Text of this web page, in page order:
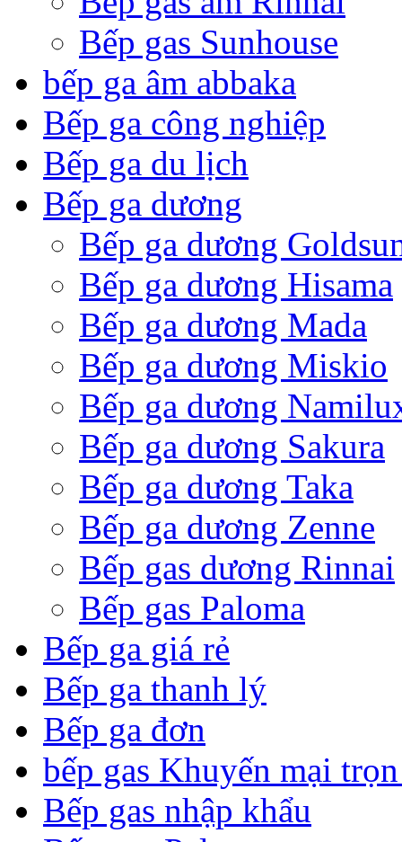
Bếp gas Sunhouse
bếp ga âm abbaka
Bếp ga công nghiệp
Bếp ga du lịch
Bếp ga dương
Bếp ga dương
Bếp ga dương Hisama
Bếp ga dương Mada
Bếp ga dương Miskio
Bếp ga dương
Bếp ga dương Sakura
Bếp ga dương Taka
Bếp ga dương Zenne
Bếp gas dương Rinnai
Bếp gas Paloma
Bếp ga giá rẻ
Bếp ga thanh lý
Bếp ga đơn
bếp gas Khuyến mại
Bếp gas nhập khẩu